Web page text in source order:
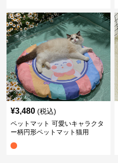
¥3,480 (税込)
ペットマット 可愛いキャラクタ
ー柄円形ペットマット猫用